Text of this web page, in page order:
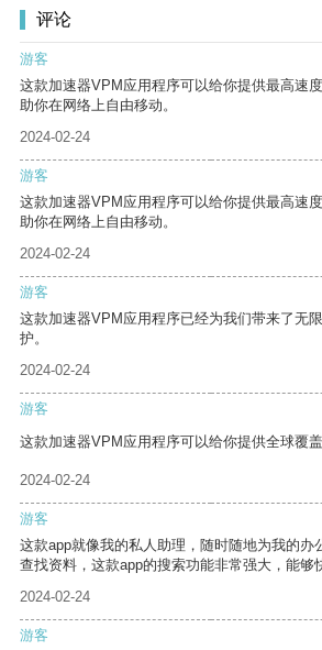
评论
游客
这款加速器VPM应用程序可以给你提供最高速
助你在网络上自由移动。
2024-02-24
游客
这款加速器VPM应用程序可以给你提供最高速
助你在网络上自由移动。
2024-02-24
游客
这款加速器VPM应用程序已经为我们带来了无
护。
2024-02-24
游客
这款加速器VPM应用程序可以给你提供全球覆
2024-02-24
游客
这款app就像我的私人助理，随时随地为我的办
查找资料，这款app的搜索功能非常强大，能够
2024-02-24
游客